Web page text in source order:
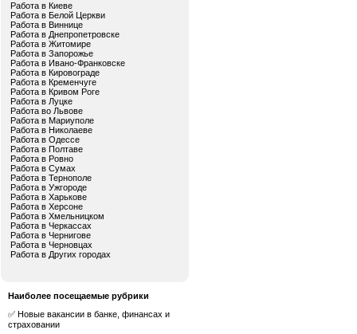
Работа в Киеве
Работа в Белой Церкви
Работа в Виннице
Работа в Днепропетровске
Работа в Житомире
Работа в Запорожье
Работа в Ивано-Франковске
Работа в Кировограде
Работа в Кременчуге
Работа в Кривом Роге
Работа в Луцке
Работа во Львове
Работа в Мариуполе
Работа в Николаеве
Работа в Одессе
Работа в Полтаве
Работа в Ровно
Работа в Сумах
Работа в Тернополе
Работа в Ужгороде
Работа в Харькове
Работа в Херсоне
Работа в Хмельницком
Работа в Черкассах
Работа в Чернигове
Работа в Черновцах
Работа в Других городах
Наиболее посещаемые рубрики
✅ Новые вакансии в банке, финансах и
страховании